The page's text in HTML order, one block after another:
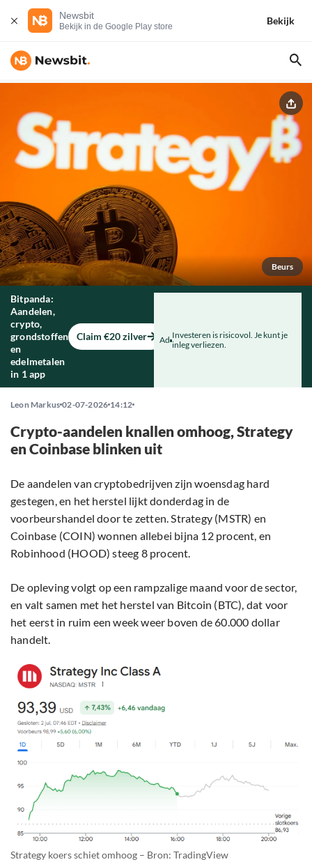
Newsbit
Bekijk in de Google Play store
Bekijk
Beurs
Bitpanda:
Aandelen,
crypto,
grondstoffen
en
edelmetalen
in 1 app
Claim €20 zilver Ad Investeren is risicovol. Je kunt je
inleg verliezen.
Leon Markus 02-07-2026 14:12
Crypto-aandelen knallen omhoog, Strategy
en Coinbase blinken uit
De aandelen van cryptobedrijven zijn woensdag hard
gestegen, en het herstel lijkt donderdag in de
voorbeurshandel door te zetten. Strategy (MSTR) en
Coinbase (COIN) wonnen allebei bijna 12 procent, en
Robinhood (HOOD) steeg 8 procent.
De opleving volgt op een rampzalige maand voor de sector,
en valt samen met het herstel van Bitcoin (BTC), dat voor
het eerst in ruim een week weer boven de 60.000 dollar
handelt.
Strategy koers schiet omhoog – Bron: TradingView